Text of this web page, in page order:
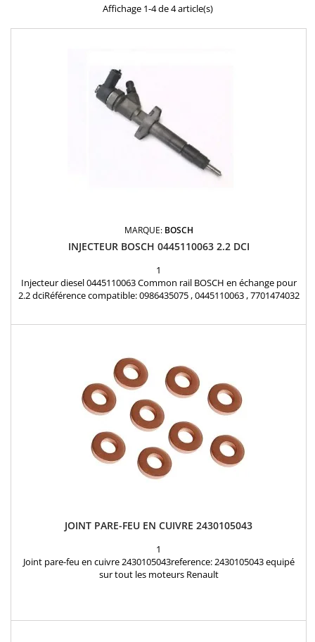
Affichage 1-4 de 4 article(s)
MARQUE: BOSCH
INJECTEUR BOSCH 0445110063 2.2 DCI
1
Injecteur diesel 0445110063 Common rail BOSCH en échange pour
2.2 dciRéférence compatible: 0986435075 , 0445110063 , 7701474032
JOINT PARE-FEU EN CUIVRE 2430105043
1
Joint pare-feu en cuivre 2430105043reference: 2430105043 equipé
sur tout les moteurs Renault